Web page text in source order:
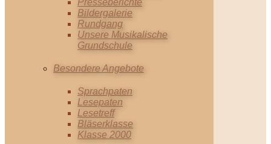
Presseberichte
Bildergalerie
Rundgang
Unsere Musikalische
Grundschule
Besondere Angebote
Sprachpaten
Lesepaten
Lesetreff
Bläserklasse
Klasse 2000